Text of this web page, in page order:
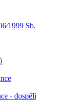
Sb.
- dospělí